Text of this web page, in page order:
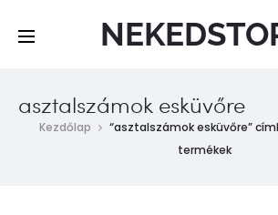
asztalszámok esküvőre
Kezdőlap
“asztalszámok esküvőre”
termékek